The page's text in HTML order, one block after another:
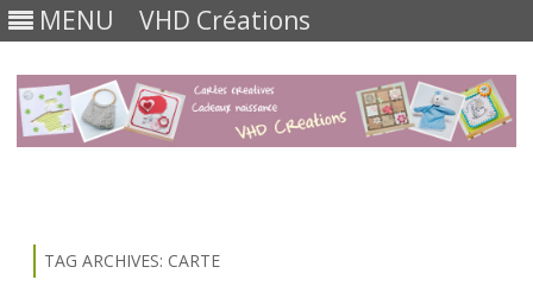
MENU VHD Créations
TAG ARCHIVES: CARTE